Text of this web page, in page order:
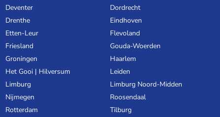
Deventer
Dordrecht
Drenthe
Eindhoven
Etten-Leur
Flevoland
Friesland
Gouda-Woerden
Groningen
Haarlem
Het Gooi | Hilversum
Leiden
Limburg
Limburg Noord-Midden
Nijmegen
Roosendaal
Rotterdam
Tilburg